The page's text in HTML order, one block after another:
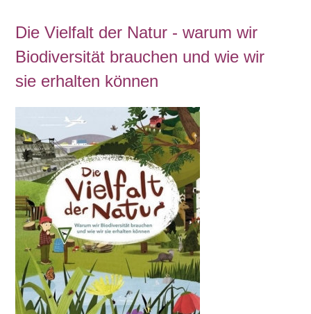
Die Vielfalt der Natur - warum wir
Biodiversität brauchen und wie wir
sie erhalten können